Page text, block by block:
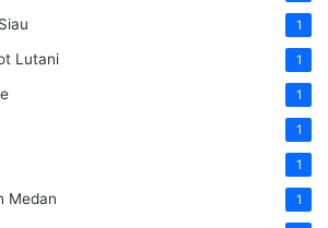
1
Lutani 1
1
1
1
Medan 1